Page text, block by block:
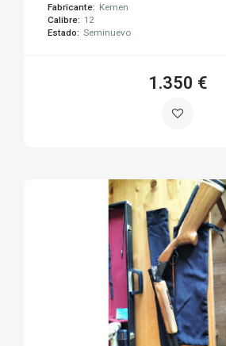
Fabricante: Kemen
Calibre: 12
Estado: Seminuevo
1.350 €